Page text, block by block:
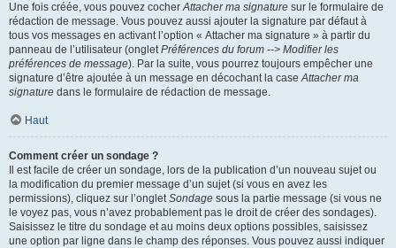
Une fois créée, vous pouvez cocherAttacher ma signature sur le formulaire de
rédaction de message. Vous pouvez aussi ajouter la signature par défaut à
tous vos messages en activant l’option « Attacher ma signature » à partir du
panneau de l’utilisateur (ongletPréférences du forum --> Modifier les
préférences de message). Par la suite, vous pourrez toujours empêcher une
signature d’être ajoutée à un message en décochant la caseAttacher ma
signature dans le formulaire de rédaction de message.
Haut
Comment créer un sondage ?
Il est facile de créer un sondage, lors de la publication d’un nouveau sujet ou
la modification du premier message d’un sujet (si vous en avez les
permissions), cliquez sur l’ongletSondage sous la partie message (si vous ne
le voyez pas, vous n’avez probablement pas le droit de créer des sondages).
Saisissez le titre du sondage et au moins deux options possibles, saisissez
une option par ligne dans le champ des réponses. Vous pouvez aussi indiquer